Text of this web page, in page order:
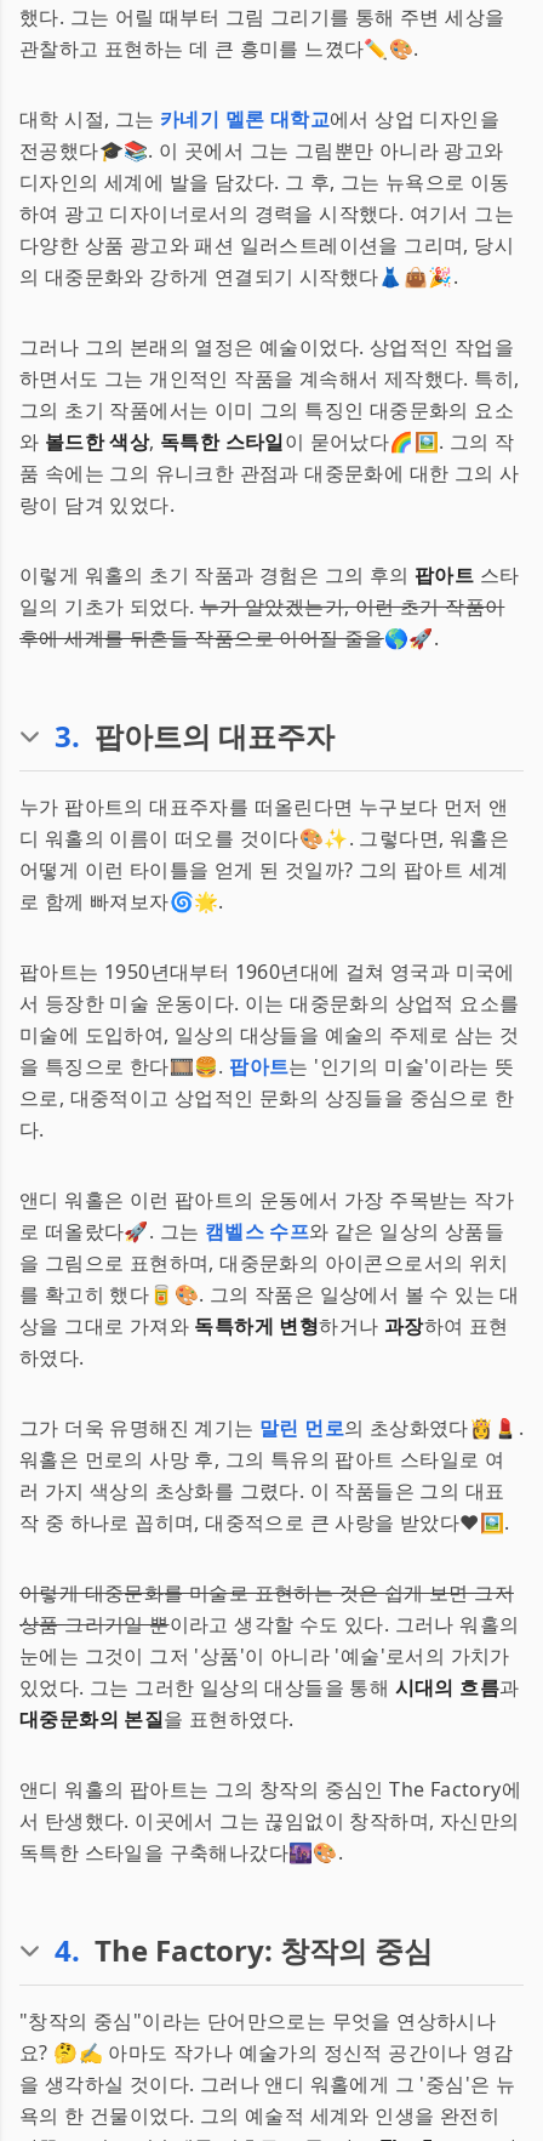
했다. 그는 어릴 때부터 그림 그리기를 통해 주변 세상을
관찰하고 표현하는 데 큰 흥미를 느꼈다✏️🎨.
대학 시절, 그는 카네기 멜론 대학교에서 상업 디자인을
전공했다🎓📚. 이 곳에서 그는 그림뿐만 아니라 광고와
디자인의 세계에 발을 담갔다. 그 후, 그는 뉴욕으로 이동
하여 광고 디자이너로서의 경력을 시작했다. 여기서 그는
다양한 상품 광고와 패션 일러스트레이션을 그리며, 당시
의 대중문화와 강하게 연결되기 시작했다👗👜🎉.
그러나 그의 본래의 열정은 예술이었다. 상업적인 작업을
하면서도 그는 개인적인 작품을 계속해서 제작했다. 특히,
그의 초기 작품에서는 이미 그의 특징인 대중문화의 요소
와 볼드한 색상, 독특한 스타일이 묻어났다🌈🖼️. 그의 작
품 속에는 그의 유니크한 관점과 대중문화에 대한 그의 사
랑이 담겨 있었다.
이렇게 워홀의 초기 작품과 경험은 그의 후의 팝아트 스타
일의 기초가 되었다.누가 알았겠는가, 이런 초기 작품이
후에 세계를 뒤흔들 작품으로 이어질 줄을🌎🚀.
3. 팝아트의 대표주자
누가 팝아트의 대표주자를 떠올린다면 누구보다 먼저 앤
디 워홀의 이름이 떠오를 것이다🎨✨. 그렇다면, 워홀은
어떻게 이런 타이틀을 얻게 된 것일까? 그의 팝아트 세계
로 함께 빠져보자🌀🌟.
팝아트는 1950년대부터 1960년대에 걸쳐 영국과 미국에
서 등장한 미술 운동이다. 이는 대중문화의 상업적 요소를
미술에 도입하여, 일상의 대상들을 예술의 주제로 삼는 것
을 특징으로 한다🎞️🍔. 팝아트는 '인기의 미술'이라는 뜻
으로, 대중적이고 상업적인 문화의 상징들을 중심으로 한
다.
앤디 워홀은 이런 팝아트의 운동에서 가장 주목받는 작가
로 떠올랐다🚀. 그는 캠벨스 수프와 같은 일상의 상품들
을 그림으로 표현하며, 대중문화의 아이콘으로서의 위치
를 확고히 했다🥫🎨. 그의 작품은 일상에서 볼 수 있는 대
상을 그대로 가져와 독특하게 변형하거나 과장하여 표현
하였다.
그가 더욱 유명해진 계기는 말린 먼로의 초상화였다👸💄.
워홀은 먼로의 사망 후, 그의 특유의 팝아트 스타일로 여
러 가지 색상의 초상화를 그렸다. 이 작품들은 그의 대표
작 중 하나로 꼽히며, 대중적으로 큰 사랑을 받았다❤️🖼️.
이렇게 대중문화를 미술로 표현하는 것은 쉽게 보면 그저
상품 그리기일 뿐이라고 생각할 수도 있다. 그러나 워홀의
눈에는 그것이 그저 '상품'이 아니라 '예술'로서의 가치가
있었다. 그는 그러한 일상의 대상들을 통해 시대의 흐름과
대중문화의 본질을 표현하였다.
앤디 워홀의 팝아트는 그의 창작의 중심인 The Factory에
서 탄생했다. 이곳에서 그는 끊임없이 창작하며, 자신만의
독특한 스타일을 구축해나갔다🌆🎨.
4. The Factory: 창작의 중심
"창작의 중심"이라는 단어만으로는 무엇을 연상하시나
요? 🤔✍️ 아마도 작가나 예술가의 정신적 공간이나 영감
을 생각하실 것이다. 그러나 앤디 워홀에게 그 '중심'은 뉴
욕의 한 건물이었다. 그의 예술적 세계와 인생을 완전히